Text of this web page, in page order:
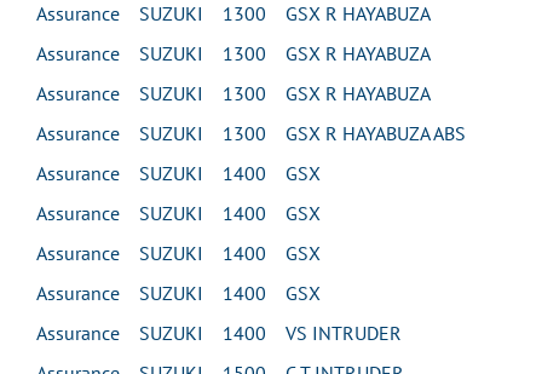
Assurance SUZUKI 1300 GSX R HAYABUZA
Assurance SUZUKI 1300 GSX R HAYABUZA
Assurance SUZUKI 1300 GSX R HAYABUZA
Assurance SUZUKI 1300 GSX R HAYABUZA ABS
Assurance SUZUKI 1400 GSX
Assurance SUZUKI 1400 GSX
Assurance SUZUKI 1400 GSX
Assurance SUZUKI 1400 GSX
Assurance SUZUKI 1400 VS INTRUDER